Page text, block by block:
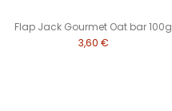
Flap Jack Gourmet Oat bar 100g
3,60 €